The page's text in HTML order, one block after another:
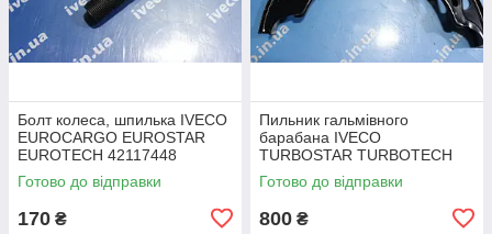
Болт колеса, шпилька IVECO
EUROCARGO EUROSTAR
EUROTECH 42117448
42064821 42116737
42117447
Готово до відправки
170 ₴
Пильник гальмівного
барабана IVECO
TURBOSTAR TURBOTECH
42490587 93163855
Готово до відправки
800 ₴